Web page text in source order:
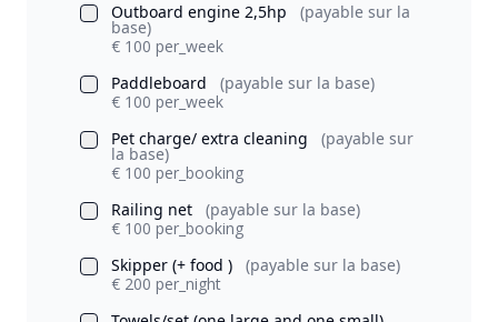
Outboard engine 2,5hp
(payable sur la
base)
€ 100 per_week
Paddleboard
(payable sur la base)
€ 100 per_week
Pet charge/ extra cleaning
(payable sur
la base)
€ 100 per_booking
Railing net
(payable sur la base)
€ 100 per_booking
Skipper (+ food )
(payable sur la base)
€ 200 per_night